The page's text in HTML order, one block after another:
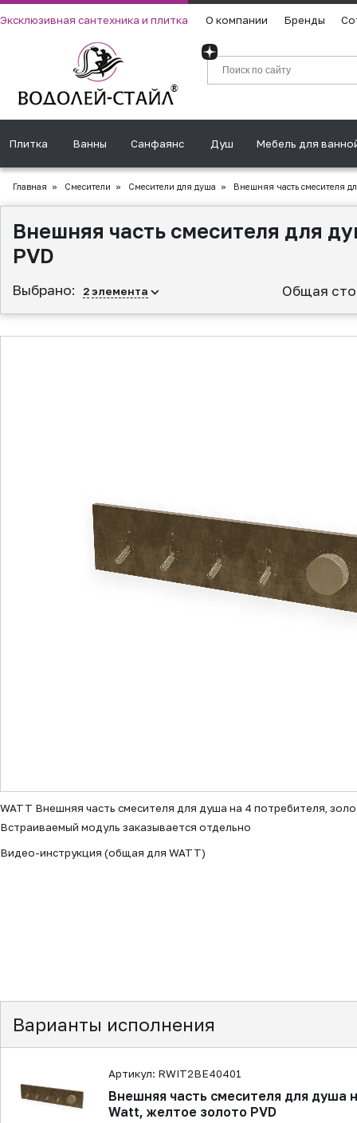
Эксклюзивная сантехника и плитка О компании Бренды
Плитка Ванны Санфаянс Душ Мебель для
Главная » Смесители » Смесители для душа » Внешняя часть смесителя
Внешняя часть смесителя для
PVD
Выбрано: 2элемента Общая
WATT Внешняя часть смесителя для душа на 4 потребителя,
Встраиваемый модуль заказывается отдельно
Видео-инструкция (общая для WATT)
Варианты исполнения
Артикул: RWIT2BE40401
Внешняя часть смесителя для душа
Watt, желтое золото PVD